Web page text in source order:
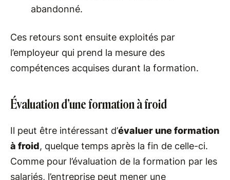
abandonné.
Ces retours sont ensuite exploités par
l’employeur qui prend la mesure des
compétences acquises durant la formation.
Évaluation d’une formation à froid
Il peut être intéressant d’évaluer une formation
à froid, quelque temps après la fin de celle-ci.
Comme pour l’évaluation de la formation par les
salariés, l’entreprise peut mener une